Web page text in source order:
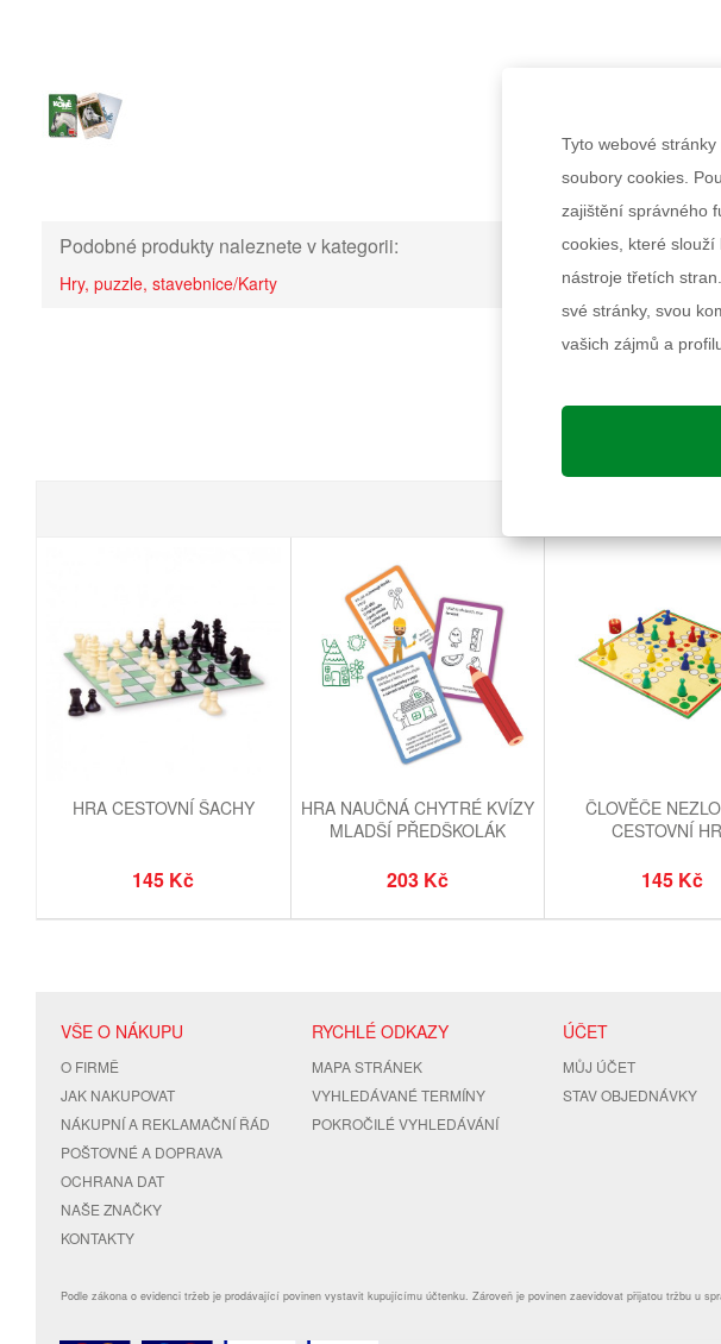
Podobné produkty naleznete v kategorii:
Hry, puzzle, stavebnice/Karty
HRA CESTOVNÍ ŠACHY
145 Kč
HRA NAUČNÁ CHYTRÉ KVÍZY
MLADŠÍ PŘEDŠKOLÁK
203 Kč
ČLOVĚČE
CESTOVNÍ
145 Kč
VŠE O NÁKUPU
O FIRMĚ
JAK NAKUPOVAT
NÁKUPNÍ A REKLAMAČNÍ ŘÁD
POŠTOVNÉ A DOPRAVA
OCHRANA DAT
NAŠE ZNAČKY
KONTAKTY
RYCHLÉ ODKAZY
MAPA STRÁNEK
VYHLEDÁVANÉ TERMÍNY
POKROČILÉ VYHLEDÁVÁNÍ
ÚČET
MŮJ ÚČET
STAV OBJEDNÁVKY
Podle zákona o evidenci tržeb je prodávající povinen vystavit kupujícímu účtenku. Zároveň je povinen zaevidovat přijatou tržbu u
Tyto webové
soubory cookies.
zajištění správného
cookies, které
nástroje třetích
své stránky, svou
vašich zájmů a